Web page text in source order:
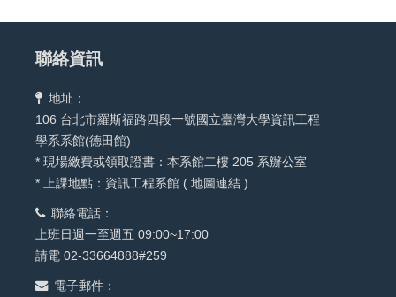
聯絡資訊
地址：
106 台北市羅斯福路四段一號國立臺灣大學資訊工程
學系系館(德田館)
* 現場繳費或領取證書：本系館二樓 205 系辦公室
* 上課地點：資訊工程系館 ( 地圖連結 )
聯絡電話：
上班日週一至週五 09:00~17:00
請電 02-33664888#259
電子郵件：